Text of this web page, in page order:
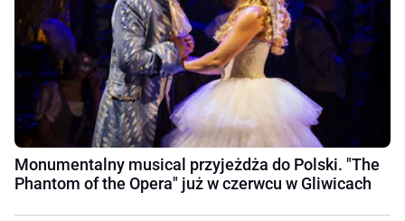
Monumentalny musical przyjeżdża do Polski. "The
Phantom of the Opera" już w czerwcu w Gliwicach